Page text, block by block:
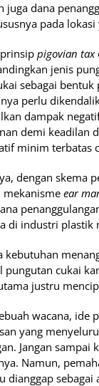
juga dana
pada
pigovian tax
jenis
sebagai
perlu
dampak
demi keadilan
minim terbatas
dengan skema
ear
di industri plastik
kebutuhan
pungutan cukai
justru
wacana,
yang
Jangan
Namun,
dianggap